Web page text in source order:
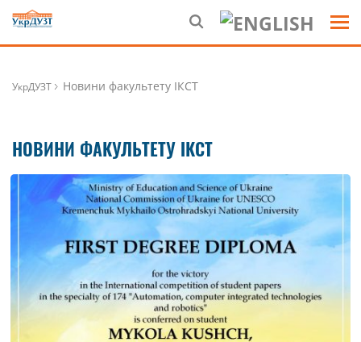
УкрДУЗТ Новини факультету ІКСТ
НОВИНИ ФАКУЛЬТЕТУ ІКСТ